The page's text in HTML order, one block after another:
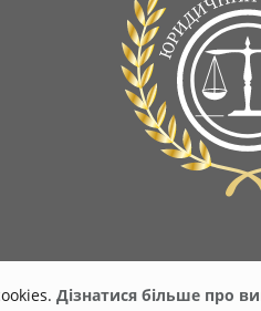
Всі права захищені.
Дізнатися більше про